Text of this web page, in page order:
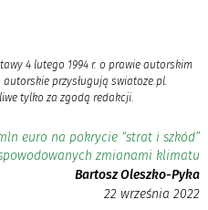
4 lutego 1994 r. o prawie autorskim
przysługują swiatoze.pl.
tylko za zgodą redakcji.
euro na pokrycie “strat i szkód”
zmianami klimatu
Bartosz Oleszko-Pyka
22 września 2022